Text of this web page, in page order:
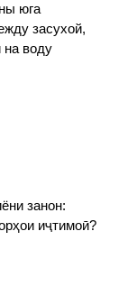
юга
засухой,
воду
занон:
иҷтимоӣ?